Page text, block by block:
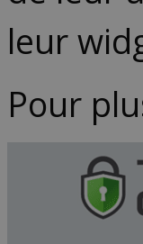
leur
Pour